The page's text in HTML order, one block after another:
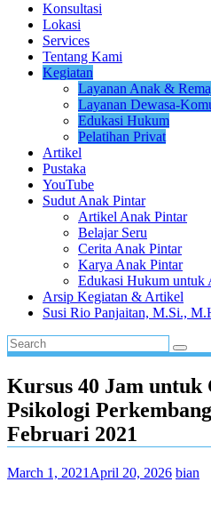
Konsultasi
Lokasi
Services
Tentang Kami
Kegiatan
Layanan Anak &
Layanan Dewasa-
Edukasi Hukum
Pelatihan Privat
Artikel
Pustaka
YouTube
Sudut Anak Pintar
Artikel Anak Pintar
Belajar Seru
Cerita Anak Pintar
Karya Anak Pintar
Edukasi Hukum untuk
Arsip Kegiatan & Artikel
Susi Rio Panjaitan, M.Si.,
Kursus 40 Jam untuk
Psikologi
Februari 2021
March 1, 2021 April 20, 2026 bian